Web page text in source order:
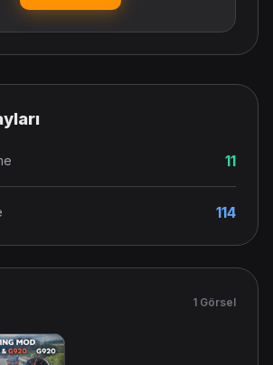
11
114
1 Görsel